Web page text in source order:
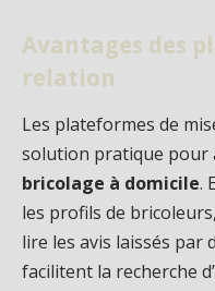
Avantages des
relation
Les plateformes de
solution pratique pour
bricolage à domicile.
les profils de
lire les avis laissés par
facilitent la recherche